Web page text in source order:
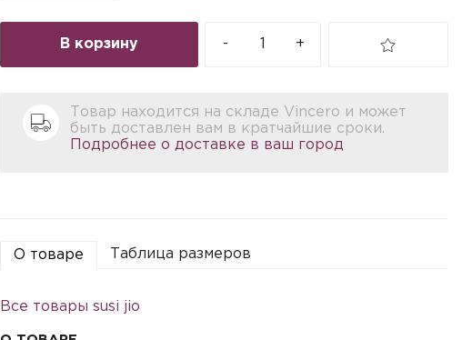
В корзину - +
Товар находится на складе Vincero и может
быть доставлен вам в кратчайшие сроки.
Подробнее о доставке в ваш город
О товаре Таблица размеров
Все товары susi jio